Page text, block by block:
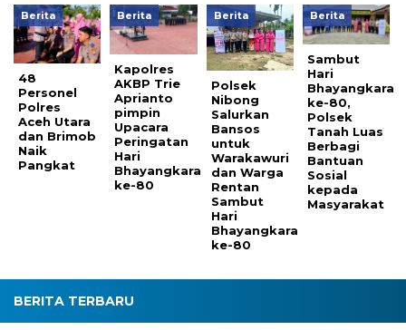
Berita
48
Personel
Polres
Aceh Utara
dan Brimob
Naik
Pangkat
Berita
Kapolres
AKBP Trie
Aprianto
pimpin
Upacara
Peringatan
Hari
Bhayangkara
ke-80
Berita
Polsek
Nibong
Salurkan
Bansos
untuk
Warakawuri
dan Warga
Rentan
Sambut
Hari
Bhayangkara
ke-80
Berita
Sambut
Hari
Bhayangkara
ke-80,
Polsek
Tanah Luas
Berbagi
Bantuan
Sosial
kepada
Masyarakat
BERITA TERBARU